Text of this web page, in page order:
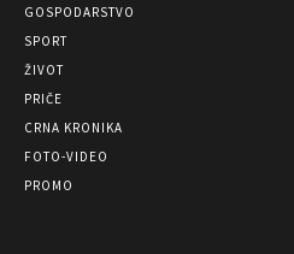
GOSPODARSTVO
SPORT
ŽIVOT
PRIČE
CRNA KRONIKA
FOTO-VIDEO
PROMO